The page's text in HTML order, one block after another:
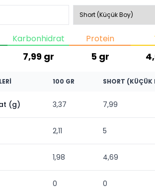
Karbonhidrat
7,99gr
Protein
5gr
100 GR SHORT (KÜÇÜK
(g) 3,37 7,99
2,11 5
1,98 4,69
0 0